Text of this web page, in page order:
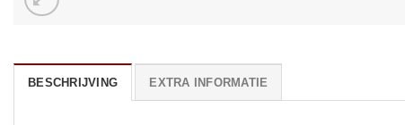
BESCHRIJVING EXTRA INFORMATIE